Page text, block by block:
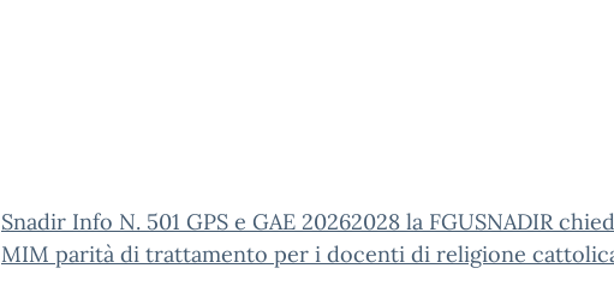
Snadir Info N. 501 GPS e GAE 20262028 la FGUSNADIR
MIM parità di trattamento per i docenti di religione